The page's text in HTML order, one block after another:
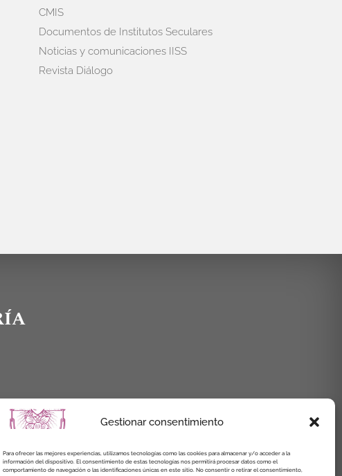
Gestionar consentimiento
Para ofrecer las mejores experiencias, utilizamos tecnologías como las cookies para almacenar y/o acceder a la
información del dispositivo. El consentimiento de estas tecnologías nos permitirá procesar datos como el
comportamiento de navegación o las identificaciones únicas en este sitio. No consentir o retirar el consentimiento,
CMIS
Documentos de Institutos Seculares
Noticias y comunicaciones IISS
Revista Diálogo